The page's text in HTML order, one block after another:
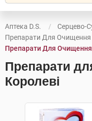
Аптека D.S.
Серцево-
Препарати Для Очищення
Препарати Для Очищення
Препарати
Королеві